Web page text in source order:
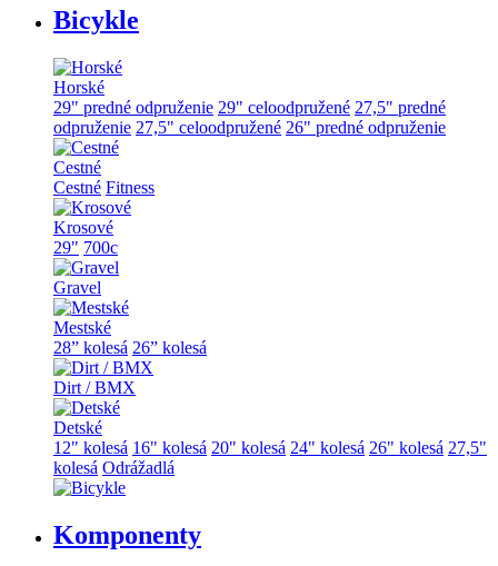
Bicykle
Horské
29" predné odpruženie 29" celoodpružené 27,5" predné
odpruženie 27,5" celoodpružené 26" predné odpruženie
Cestné
Cestné Fitness
Krosové
29" 700c
Gravel
Mestské
28” kolesá 26” kolesá
Dirt / BMX
Detské
12" kolesá 16" kolesá 20" kolesá 24" kolesá 26" kolesá 27,5"
kolesá Odrážadlá
Komponenty